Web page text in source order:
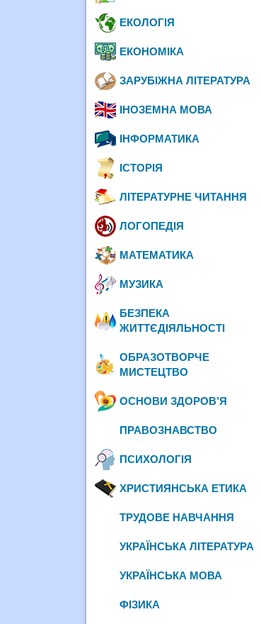
ЕКОЛОГІЯ
ЕКОНОМІКА
ЗАРУБІЖНА ЛІТЕРАТУРА
ІНОЗЕМНА МОВА
ІНФОРМАТИКА
ІСТОРІЯ
ЛІТЕРАТУРНЕ ЧИТАННЯ
ЛОГОПЕДІЯ
МАТЕМАТИКА
МУЗИКА
БЕЗПЕКА
ЖИТТЄДІЯЛЬНОСТІ
ОБРАЗОТВОРЧЕ
МИСТЕЦТВО
ОСНОВИ ЗДОРОВ’Я
ПРАВОЗНАВСТВО
ПСИХОЛОГІЯ
ХРИСТИЯНСЬКА ЕТИКА
ТРУДОВЕ НАВЧАННЯ
УКРАЇНСЬКА ЛІТЕРАТУРА
УКРАЇНСЬКА МОВА
ФІЗИКА